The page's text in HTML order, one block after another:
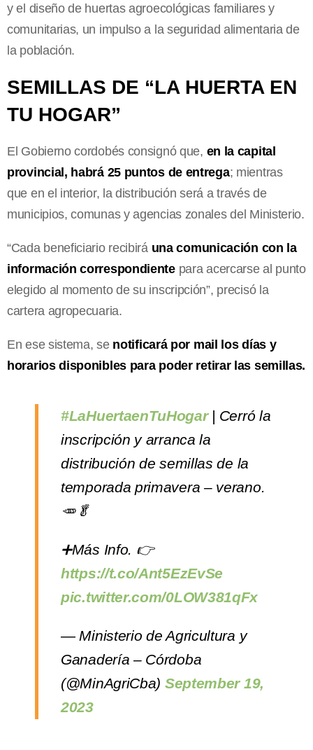
y el diseño de huertas agroecológicas familiares y
comunitarias, un impulso a la seguridad alimentaria de
la población.
SEMILLAS DE “LA HUERTA EN
TU HOGAR”
El Gobierno cordobés consignó que, en la capital
provincial, habrá 25 puntos de entrega; mientras
que en el interior, la distribución será a través de
municipios, comunas y agencias zonales del Ministerio.
“Cada beneficiario recibirá una comunicación con la
información correspondientepara acercarse al punto
elegido al momento de su inscripción”, precisó la
cartera agropecuaria.
En ese sistema, se notificará por mail los días y
horarios disponibles para poder retirar las semillas.
#LaHuertaenTuHogar| Cerró la
inscripción y arranca la
distribución de semillas de la
temporada primavera – verano.
🥕🥬
➕Más Info. 👉
https://t.co/Ant5EzEvSe
pic.twitter.com/0LOW381qFx
— Ministerio de Agricultura y
Ganadería – Córdoba
(@MinAgriCba) September 19,
2023